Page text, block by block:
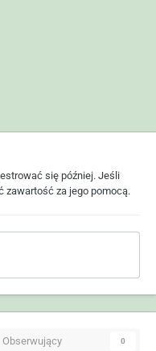
się później. Jeśli
zawartość za jego pomocą.
Obserwujący 0